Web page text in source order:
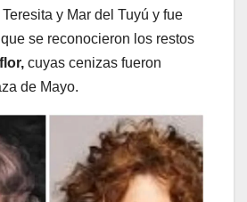
y Mar del Tuyú y fue
se reconocieron los restos
cuyas cenizas fueron
de Mayo.